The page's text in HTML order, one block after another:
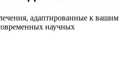
адаптированные к вашим
научных